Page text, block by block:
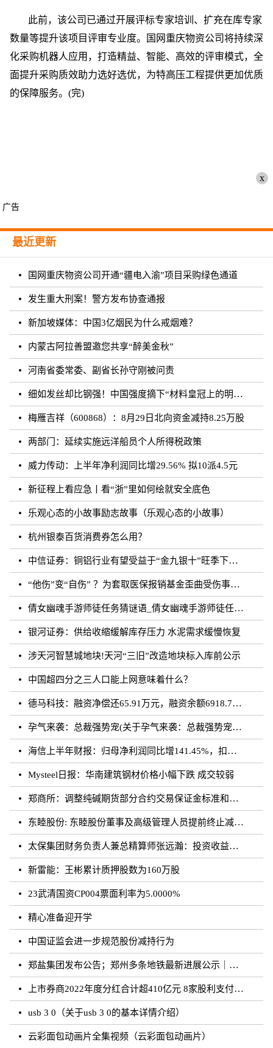
此前，该公司已通过开展评标专家培训、扩充在库专家
数量等提升该项目评审专业度。国网重庆物资公司将持续深
化采购机器人应用，打造精益、智能、高效的评审模式，全
面提升采购质效助力选好选优，为特高压工程提供更加优质
的保障服务。(完)
x
广告
最近更新
国网重庆物资公司开通“疆电入渝”项目采购绿色通道
发生重大刑案！警方发布协查通报
新加坡媒体：中国3亿烟民为什么戒烟难？
内蒙古阿拉善盟邀您共享“醉美金秋”
河南省委常委、副省长孙守刚被问责
细如发丝却比钢强！中国强度摘下“材料皇冠上的明珠”
梅雁吉祥（600868）：8月29日北向资金减持8.25万股
两部门：延续实施远洋船员个人所得税政策
威力传动：上半年净利润同比增29.56% 拟10派4.5元
新征程上看应急丨看“浙”里如何绘就安全底色
乐观心态的小故事励志故事（乐观心态的小故事）
杭州银泰百货消费券怎么用？
中信证券：铜铝行业有望受益于“金九银十”旺季下的需求增长
“他伤”变“自伤” ？为套取医保报销基金歪曲受伤事实 罚！
倩女幽魂手游师徒任务猜谜语_倩女幽魂手游师徒任务猜成语
银河证券：供给收缩缓解库存压力 水泥需求缓慢恢复
涉天河智慧城地块!天河“三旧”改造地块标入库前公示
中国超四分之三人口能上网意味着什么？
德马科技：融资净偿还65.91万元，融资余额6918.76万元（08-28）
孕气来袭：总裁强势宠(关于孕气来袭：总裁强势宠简述)
海信上半年财报：归母净利润同比增141.45%，扣非归母净利润同比增195.10%
Mysteel日报：华南建筑钢材价格小幅下跌 成交较弱
郑商所：调整纯碱期货部分合约交易保证金标准和涨跌停板幅度
东睦股份: 东睦股份董事及高级管理人员提前终止减持计划暨减持股份结果公告
太保集团财务负责人兼总精算师张远瀚：投资收益率不存在利差损风险，长期仍向好
新雷能：王彬累计质押股数为160万股
23武清国资CP004票面利率为5.0000%
精心准备迎开学
中国证监会进一步规范股份减持行为
郑盐集团发布公告；郑州多条地铁最新进展公示｜河南你早
上市券商2022年度分红合计超410亿元 8家股利支付率超50%
usb 3 0（关于usb 3 0的基本详情介绍）
云彩面包动画片全集视频（云彩面包动画片）